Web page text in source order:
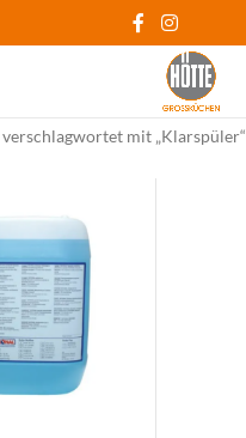
mit „Klarspüler“